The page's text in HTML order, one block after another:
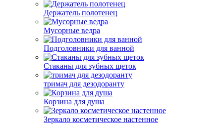
Держатель полотенец
Мусорные ведра
Подголовники для ванной
Стаканы для зубных щеток
тримач для дезодоранту
Корзина для душа
Зеркало косметическое настенное